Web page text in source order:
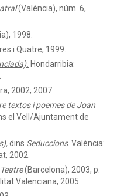
(València), núm. 6,
1998.
i Quatre, 1999.
Hondarribia:
2002; 2007.
textos i poemes de Joan
el Vell/Ajuntament de
dins Seduccions. València:
2002.
(Barcelona), 2003, p.
Valenciana, 2005.